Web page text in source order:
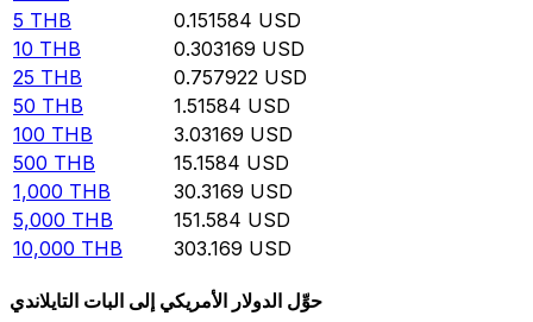
5 THB 0.151584 USD
10 THB 0.303169 USD
25 THB 0.757922 USD
50 THB 1.51584 USD
100 THB 3.03169 USD
500 THB 15.1584 USD
1,000 THB 30.3169 USD
5,000 THB 151.584 USD
10,000 THB 303.169 USD
حوِّل الدولار الأمريكي إلى البات التايلاندي